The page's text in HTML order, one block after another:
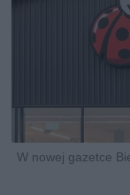
W nowej gazetce